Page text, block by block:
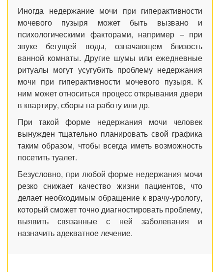
Иногда недержание мочи при гиперактивности
мочевого пузыря может быть вызвано и
психологическими факторами, например – при
звуке бегущей воды, означающем близость
ванной комнаты. Другие шумы или ежедневные
ритуалы могут усугубить проблему недержания
мочи при гиперактивности мочевого пузыря. К
ним может относиться процесс открывания двери
в квартиру, сборы на работу или др.
При такой форме недержания мочи человек
вынужден тщательно планировать свой графика
таким образом, чтобы всегда иметь возможность
посетить туалет.
Безусловно, при любой форме недержания мочи
резко снижает качество жизни пациентов, что
делает необходимым обращение к врачу-урологу,
который сможет точно диагностировать проблему,
выявить связанные с ней заболевания и
назначить адекватное лечение.